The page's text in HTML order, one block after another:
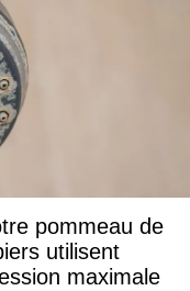
pommeau de
utilisent
maximale